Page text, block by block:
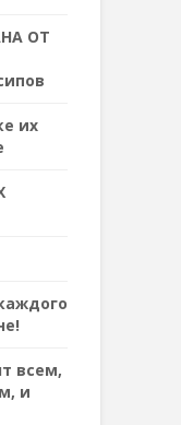
ОТ
их
всем,
и